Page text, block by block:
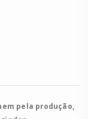
pela produção,